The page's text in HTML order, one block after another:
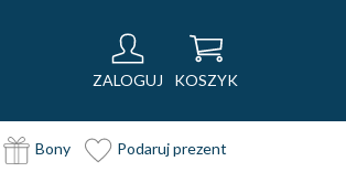
ZALOGUJ KOSZYK
Bony Podaruj prezent